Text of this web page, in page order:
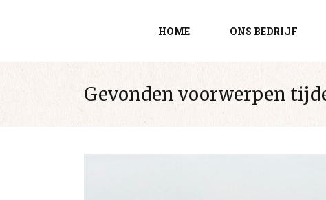
HOME ONS BEDRIJF
Gevonden voorwerpen